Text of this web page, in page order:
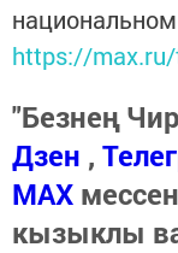
https://
"Безнең
Дзен ,
МАХ
кызыклы